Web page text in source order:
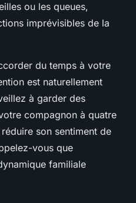
ou les queues,
imprévisibles de la
du temps à votre
est naturellement
à garder des
compagnon à quatre
son sentiment de
vous que
familiale